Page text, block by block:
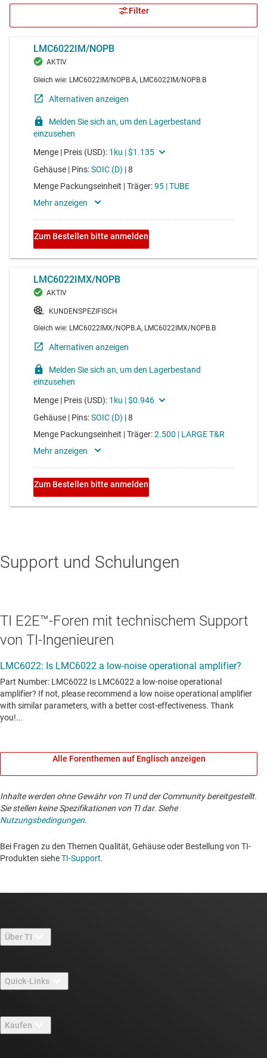
Support und Schulungen
TI E2E™-Foren mit technischem Support
von TI-Ingenieuren
Alle Forenthemen auf Englisch anzeigen
Inhalte werden ohne Gewähr von TI und der Community bereitgestellt.
Sie stellen keine Spezifikationen von TI dar. Siehe
Nutzungsbedingungen.
Bei Fragen zu den Themen Qualität, Gehäuse oder Bestellung von TI-
Produkten sieheTI-Support. ​​​​​​​​​​​​​​
Über TI
Stellenangebote
Newsroom
Quick-Links
TI E2E™-Design-Support-Foren
Kaufen